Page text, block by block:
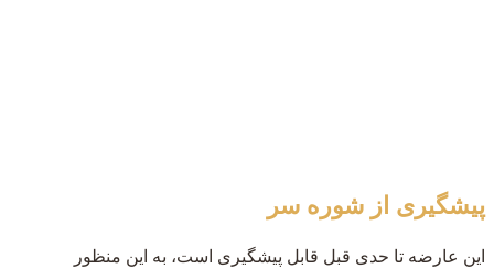
پیشگیری از شوره سر
این عارضه تا حدی قبل قابل پیشگیری است، به این منظور